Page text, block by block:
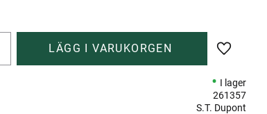
Lägg till
I lager
261357
S.T. Dupont